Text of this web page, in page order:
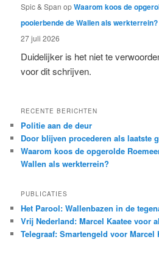
Spic & Span opWaarom koos de
pooierbende de Wallen als werkterrein?
27 juli 2026
Duidelijker is het niet te
voor dit schrijven.
RECENTE BERICHTEN
Politie aan de deur
Door blijven procederen als laatste
Waarom koos de opgerolde
Wallen als werkterrein?
PUBLICATIES
Het Parool: Wallenbazen in de
Vrij Nederland: Marcel Kaatee voor
Telegraaf: Smartengeld voor Marcel